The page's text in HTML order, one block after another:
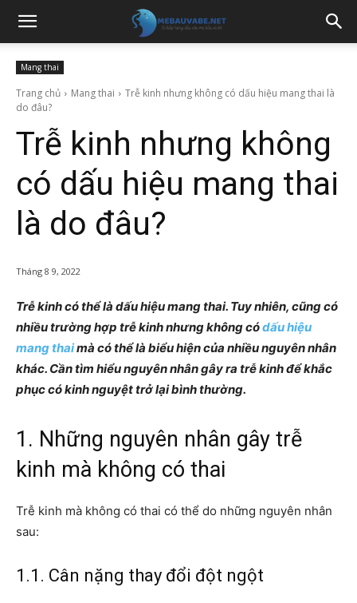
Mang thai
Trang chủ Mang thai
Trễ kinh nhưng không có dấu hiệu mang thai là
do đâu?
Trễ kinh nhưng không
có dấu hiệu mang thai
là do đâu?
Tháng 8 9, 2022
Trễ kinh có thể là dấu hiệu mang thai. Tuy nhiên, cũng có
nhiều trường hợp trễ kinh nhưng không códấu hiệu
mang thaimà có thể là biểu hiện của nhiều nguyên nhân
khác. Cần tìm hiểu nguyên nhân gây ra trễ kinh để khắc
phục có kinh nguyệt trở lại bình thường.
1. Những nguyên nhân gây trễ
kinh mà không có thai
Trễ kinh mà không có thai có thể do những nguyên nhân
sau:
1.1. Cân nặng thay đổi đột ngột